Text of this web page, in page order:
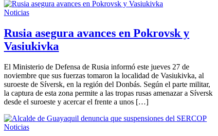
Noticias
Rusia asegura avances en Pokrovsk y
Vasiukivka
El Ministerio de Defensa de Rusia informó este jueves 27 de
noviembre que sus fuerzas tomaron la localidad de Vasiukivka, al
suroeste de Síversk, en la región del Donbás. Según el parte militar,
la captura de esta zona permite a las tropas rusas amenazar a Síversk
desde el suroeste y acercar el frente a unos […]
Noticias